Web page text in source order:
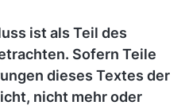
ist als Teil des
Sofern Teile
dieses Textes der
nicht mehr oder